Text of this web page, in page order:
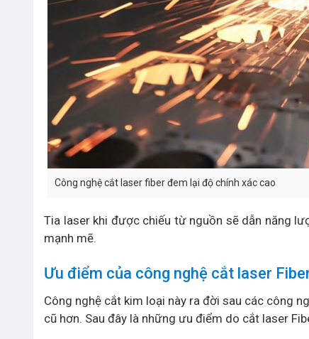
Công nghệ cắt laser fiber đem lại độ chính xác cao
Tia laser khi được chiếu từ nguồn sẽ dẫn năng
mạnh mẽ.
Ưu điểm của công nghệ cắt laser
Công nghệ cắt kim loại này ra đời sau các công
cũ hơn. Sau đây là những ưu điểm do cắt laser